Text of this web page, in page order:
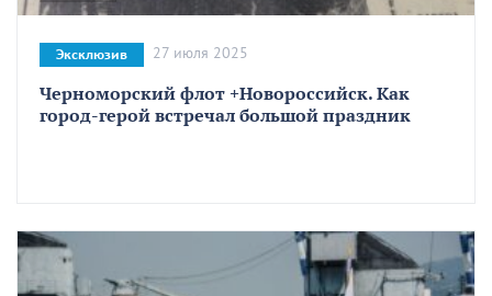
Черноморский флот +Новороссийск. Как
город-герой встречал большой праздник
Эксклюзив 27 июля 2025